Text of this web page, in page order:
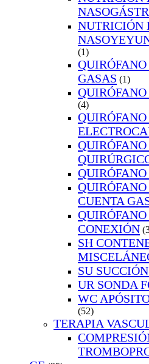
NUTRICIÓN
(1)
GASAS (1)
(4)
CUENTA
CONEXIÓN
SH
SU
UR SONDA
WC
(52)
TERAPIA